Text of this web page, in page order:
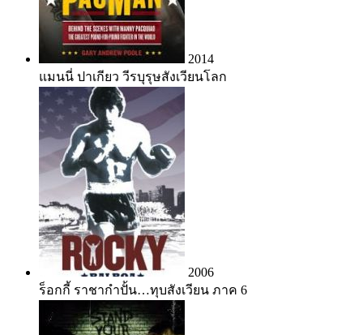
2014
แมนนี่ ปาเกียว วีรบุรุษสังเวียนโลก
2006
ร็อกกี้ ราชากำปั้น…ทุบสังเวียน ภาค 6